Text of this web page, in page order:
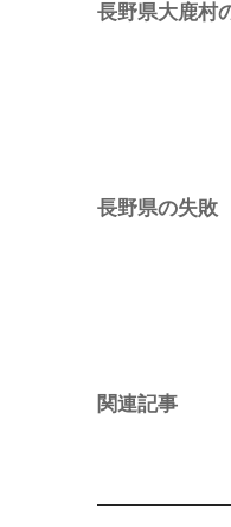
長野県大鹿村
長野県の失敗
関連記事